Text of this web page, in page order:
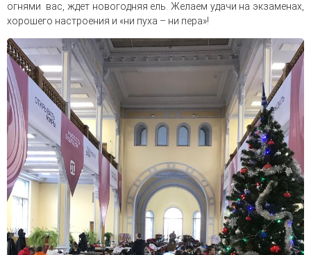
огнями вас, ждет новогодняя ель. Желаем удачи на экзаменах,
хорошего настроения и «ни пуха – ни пера»!